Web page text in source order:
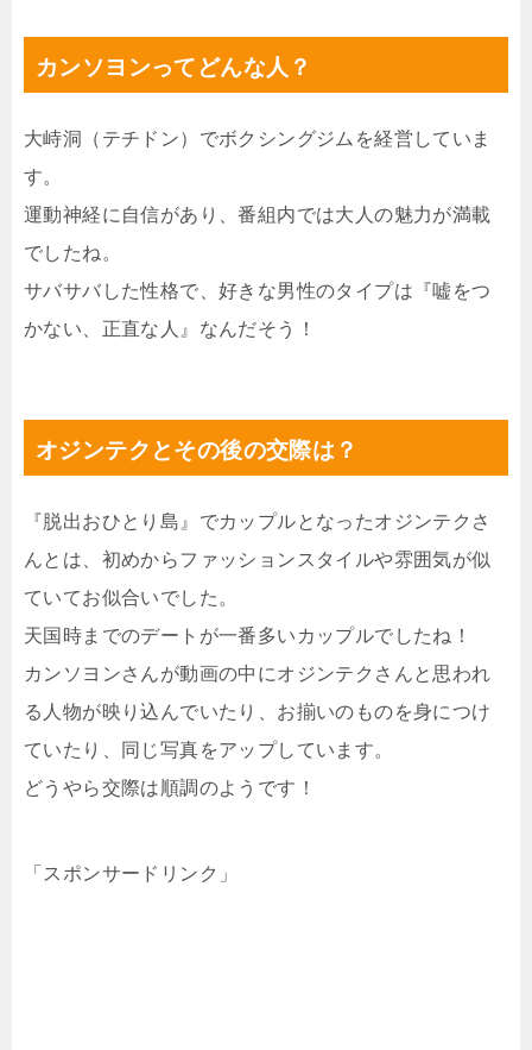
カンソヨンってどんな人？
大峙洞（テチドン）でボクシングジムを経営していま
す。
運動神経に自信があり、番組内では大人の魅力が満載
でしたね。
サバサバした性格で、好きな男性のタイプは『嘘をつ
かない、正直な人』なんだそう！
オジンテクとその後の交際は？
『脱出おひとり島』でカップルとなったオジンテクさ
んとは、初めからファッションスタイルや雰囲気が似
ていてお似合いでした。
天国時までのデートが一番多いカップルでしたね！
カンソヨンさんが動画の中にオジンテクさんと思われ
る人物が映り込んでいたり、お揃いのものを身につけ
ていたり、同じ写真をアップしています。
どうやら交際は順調のようです！
「スポンサードリンク」